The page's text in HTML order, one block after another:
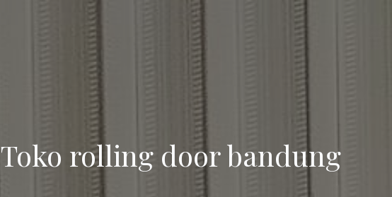
Toko rolling door bandung